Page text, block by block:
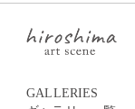
GALLERIES